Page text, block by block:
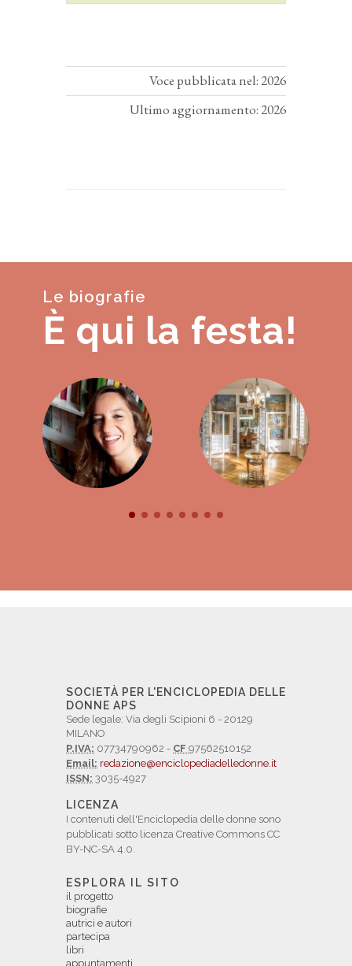
Voce pubblicata nel: 2026
Ultimo aggiornamento: 2026
Le biografie
È qui la festa!
SOCIETÀ PER L'ENCICLOPEDIA DELLE
DONNE APS
Sede legale: Via degli Scipioni 6 - 20129
MILANO
P.IVA: 07734790962 - CF 97562510152
Email: redazione@enciclopediadelledonne.it
ISSN: 3035-4927
LICENZA
I contenuti dell'Enciclopedia delle donne sono
pubblicati sotto licenza Creative Commons CC
BY-NC-SA 4.0.
ESPLORA IL SITO
il progetto
biografie
autrici e autori
partecipa
libri
appuntamenti